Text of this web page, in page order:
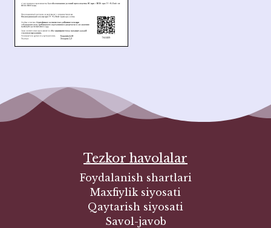
Tezkor havolalar
Foydalanish shartlari
Maxfiylik siyosati
Qaytarish siyosati
Savol-javob